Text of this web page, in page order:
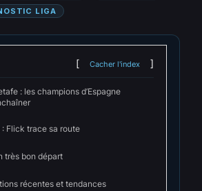
LIGA
Cacher l'index
: les champions d’Espagne
: Flick trace sa route
très bon départ
récentes et tendances